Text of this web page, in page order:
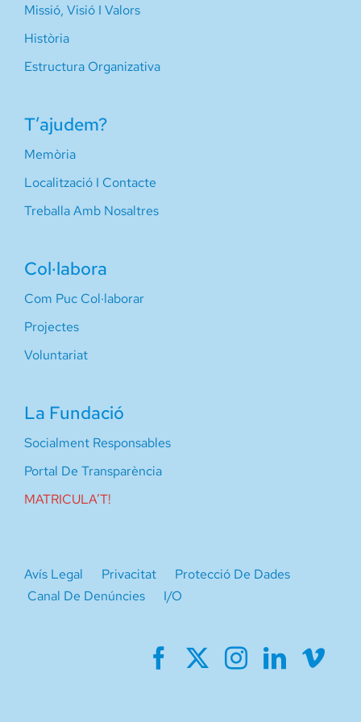
Missió, Visió I Valors
Història
Estructura Organizativa
T’ajudem?
Memòria
Localització I Contacte
Treballa Amb Nosaltres
Col·labora
Com Puc Col·laborar
Projectes
Voluntariat
La Fundació
Socialment Responsables
Portal De Transparència
MATRICULA’T!
Avís Legal Privacitat
Protecció De Dades
Canal De Denúncies
I/O